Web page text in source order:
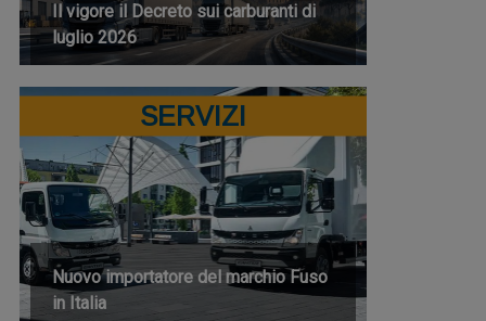
Il vigore il Decreto sui carburanti di
luglio 2026
SERVIZI
Nuovo importatore del marchio Fuso
in Italia